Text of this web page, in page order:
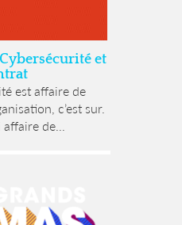
et
est affaire de
c’est sur.
de...